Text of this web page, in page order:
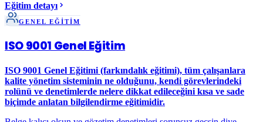
Eğitim detayı
GENEL EĞİTİM
ISO 9001 Genel Eğitim
ISO 9001 Genel Eğitimi (farkındalık eğitimi), tüm çalışanlara
kalite yönetim sisteminin ne olduğunu, kendi görevlerindeki
rolünü ve denetimlerde nelere dikkat edileceğini kısa ve sade
biçimde anlatan bilgilendirme eğitimidir.